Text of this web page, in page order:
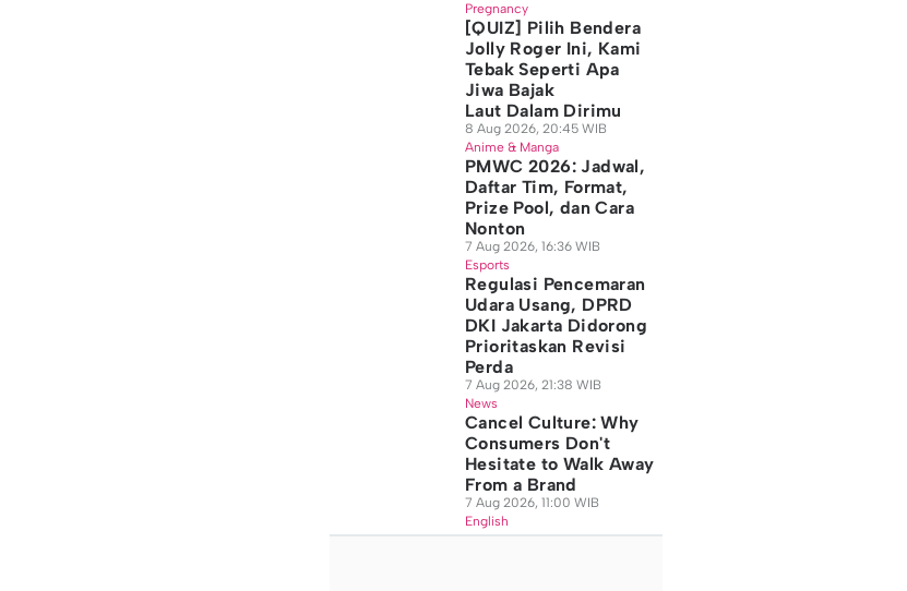
Pregnancy
[QUIZ] Pilih Bendera
Jolly Roger Ini, Kami
Tebak Seperti Apa
Jiwa Bajak
Laut Dalam Dirimu
8 Aug 2026, 20:45 WIB
Anime & Manga
PMWC 2026: Jadwal,
Daftar Tim, Format,
Prize Pool, dan Cara
Nonton
7 Aug 2026, 16:36 WIB
Esports
Regulasi Pencemaran
Udara Usang, DPRD
DKI Jakarta Didorong
Prioritaskan Revisi
Perda
7 Aug 2026, 21:38 WIB
News
Cancel Culture: Why
Consumers Don't
Hesitate to Walk Away
From a Brand
7 Aug 2026, 11:00 WIB
English